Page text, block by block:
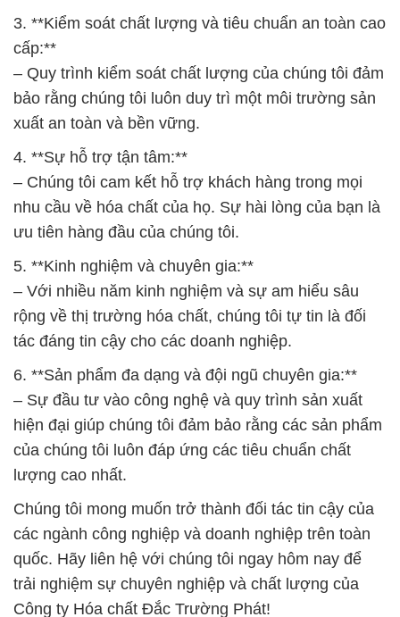
3. **Kiểm soát chất lượng và tiêu chuẩn an toàn cao
cấp:**
– Quy trình kiểm soát chất lượng của chúng tôi đảm
bảo rằng chúng tôi luôn duy trì một môi trường sản
xuất an toàn và bền vững.
4. **Sự hỗ trợ tận tâm:**
– Chúng tôi cam kết hỗ trợ khách hàng trong mọi
nhu cầu về hóa chất của họ. Sự hài lòng của bạn là
ưu tiên hàng đầu của chúng tôi.
5. **Kinh nghiệm và chuyên gia:**
– Với nhiều năm kinh nghiệm và sự am hiểu sâu
rộng về thị trường hóa chất, chúng tôi tự tin là đối
tác đáng tin cậy cho các doanh nghiệp.
6. **Sản phẩm đa dạng và đội ngũ chuyên gia:**
– Sự đầu tư vào công nghệ và quy trình sản xuất
hiện đại giúp chúng tôi đảm bảo rằng các sản phẩm
của chúng tôi luôn đáp ứng các tiêu chuẩn chất
lượng cao nhất.
Chúng tôi mong muốn trở thành đối tác tin cậy của
các ngành công nghiệp và doanh nghiệp trên toàn
quốc. Hãy liên hệ với chúng tôi ngay hôm nay để
trải nghiệm sự chuyên nghiệp và chất lượng của
Công ty Hóa chất Đắc Trường Phát!